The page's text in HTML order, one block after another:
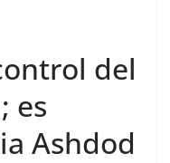
del
es
Ashdod